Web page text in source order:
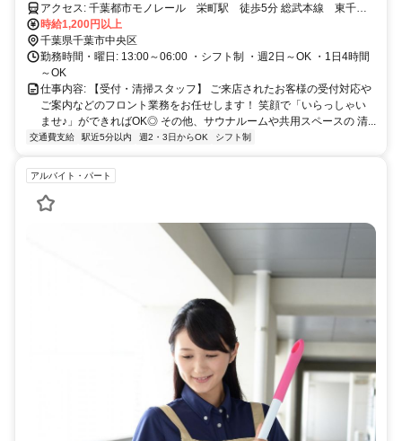
アクセス: 千葉都市モノレール 栄町駅 徒歩5分 総武本線 東千葉
駅 徒歩6分 中央・総武各駅停車 千葉駅 徒歩9分
時給1,200円以上
千葉県千葉市中央区
勤務時間・曜日: 13:00～06:00 ・シフト制 ・週2日～OK ・1日4時間
～OK
仕事内容: 【受付・清掃スタッフ】 ご来店されたお客様の受付対応や
ご案内などのフロント業務をお任せします！ 笑顔で「いらっしゃい
ませ♪」ができればOK◎ その他、サウナルームや共用スペースの 清...
交通費支給 駅近5分以内 週2・3日からOK シフト制
アルバイト・パート